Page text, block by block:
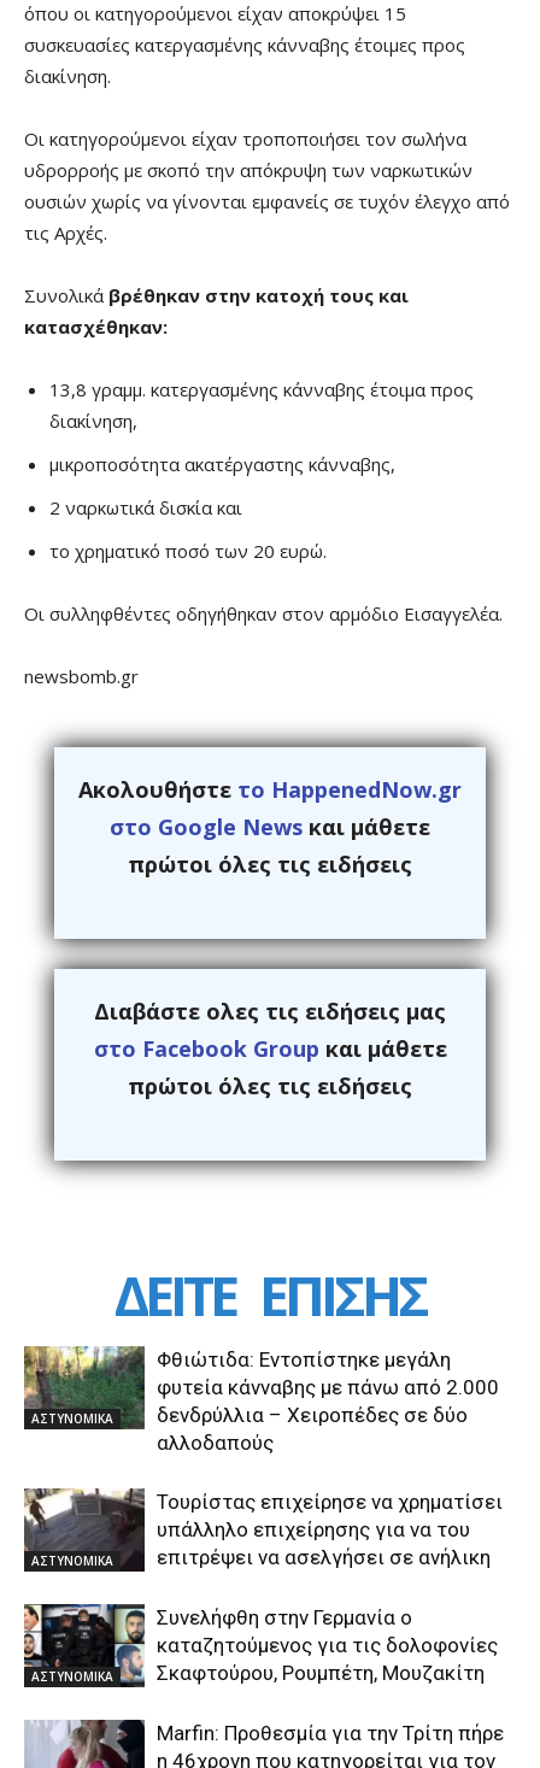
όπου οι κατηγορούμενοι είχαν αποκρύψει 15
συσκευασίες κατεργασμένης κάνναβης έτοιμες προς
διακίνηση.
Οι κατηγορούμενοι είχαν τροποποιήσει τον σωλήνα
υδρορροής με σκοπό την απόκρυψη των ναρκωτικών
ουσιών χωρίς να γίνονται εμφανείς σε τυχόν έλεγχο από
τις Αρχές.
Συνολικά βρέθηκαν στην κατοχή τους και
κατασχέθηκαν:
13,8 γραμμ. κατεργασμένης κάνναβης έτοιμα προς
διακίνηση,
μικροποσότητα ακατέργαστης κάνναβης,
2 ναρκωτικά δισκία και
το χρηματικό ποσό των 20 ευρώ.
Οι συλληφθέντες οδηγήθηκαν στον αρμόδιο Εισαγγελέα.
newsbomb.gr
Ακολουθήστε το HappenedNow.gr
στο Google News και μάθετε
πρώτοι όλες τις ειδήσεις
Διαβάστε ολες τις ειδήσεις μας
στο Facebook Group και μάθετε
πρώτοι όλες τις ειδήσεις
ΔΕΙΤΕ ΕΠΙΣΗΣ
ΑΣΤΥΝΟΜΙΚΑ
Φθιώτιδα: Εντοπίστηκε μεγάλη
φυτεία κάνναβης με πάνω από 2.000
δενδρύλλια – Xειροπέδες σε δύο
αλλοδαπούς
ΑΣΤΥΝΟΜΙΚΑ
Τουρίστας επιχείρησε να χρηματίσει
υπάλληλο επιχείρησης για να του
επιτρέψει να ασελγήσει σε ανήλικη
ΑΣΤΥΝΟΜΙΚΑ
Συνελήφθη στην Γερμανία ο
καταζητούμενος για τις δολοφονίες
Σκαφτούρου, Ρουμπέτη, Μουζακίτη
Marfin: Προθεσμία για την Τρίτη πήρε
η 46χρονη που κατηγορείται για τον